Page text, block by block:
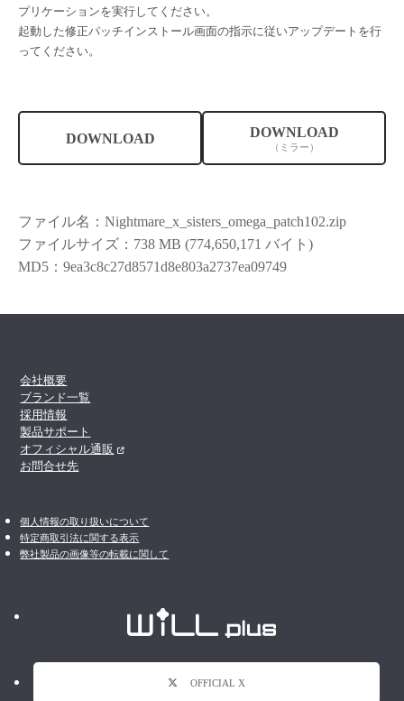
プリケーションを実行してください。
起動した修正パッチインストール画面の指示に従いアップデートを行
ってください。
DOWNLOAD DOWNLOAD
（ミラー）
ファイル名：Nightmare_x_sisters_omega_patch102.zip
ファイルサイズ：738 MB (774,650,171 バイト)
MD5：9ea3c8c27d8571d8e803a2737ea09749
会社概要
ブランド一覧
採用情報
製品サポート
オフィシャル通販
お問合せ先
個人情報の取り扱いについて
特定商取引法に関する表示
弊社製品の画像等の転載に関して
OFFICIAL X